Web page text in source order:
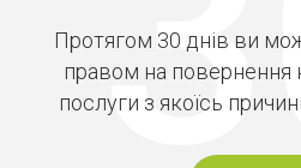
Протягом 30 днів ви
правом на повернення
послуги з якоїсь